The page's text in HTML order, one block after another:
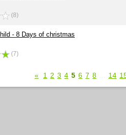
(8)
- 8 Days of christmas
(7)
« 1 2 3 4 5 6 7 8 14